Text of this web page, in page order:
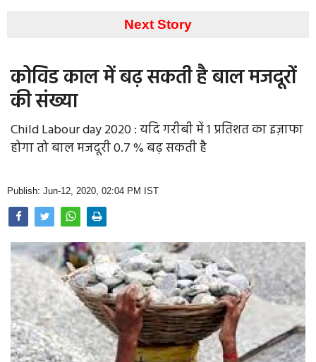
Next Story
कोविड काल में बढ़ सकती है बाल मजदूरों
की संख्या
Child Labour day 2020 : यदि गरीबी में 1 प्रतिशत का इज़ाफा
होगा तो बाल मजदूरी 0.7 % बढ़ सकती है
Publish: Jun-12, 2020, 02:04 PM IST